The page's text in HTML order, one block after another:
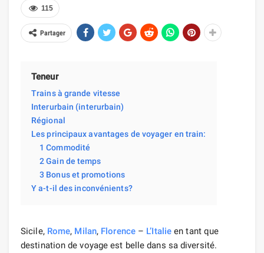
115
Partager
Teneur
Trains à grande vitesse
Interurbain (interurbain)
Régional
Les principaux avantages de voyager en train:
1 Commodité
2 Gain de temps
3 Bonus et promotions
Y a-t-il des inconvénients?
Sicile, Rome, Milan, Florence– L’Italie en tant que
destination de voyage est belle dans sa diversité.